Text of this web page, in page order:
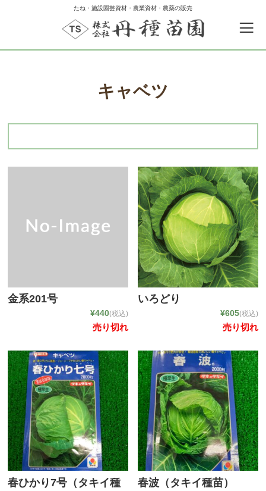
たね・施設園芸資材・農業資材・農薬の販売
ゲスト ログイン 新規会員登録
カートの中 0
キャベツ
金系201号
¥440(税込)
売り切れ
いろどり
¥605(税込)
売り切れ
春ひかり7号（タキイ種
春波（タキイ種苗）